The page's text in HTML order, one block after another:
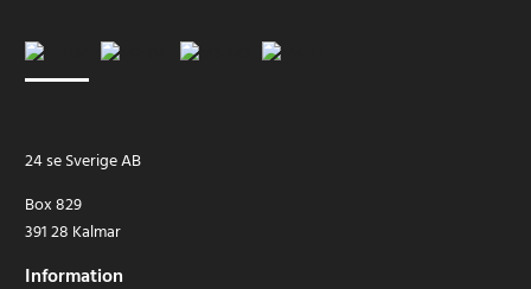
24 se Sverige AB
Box 829
391 28 Kalmar
Information